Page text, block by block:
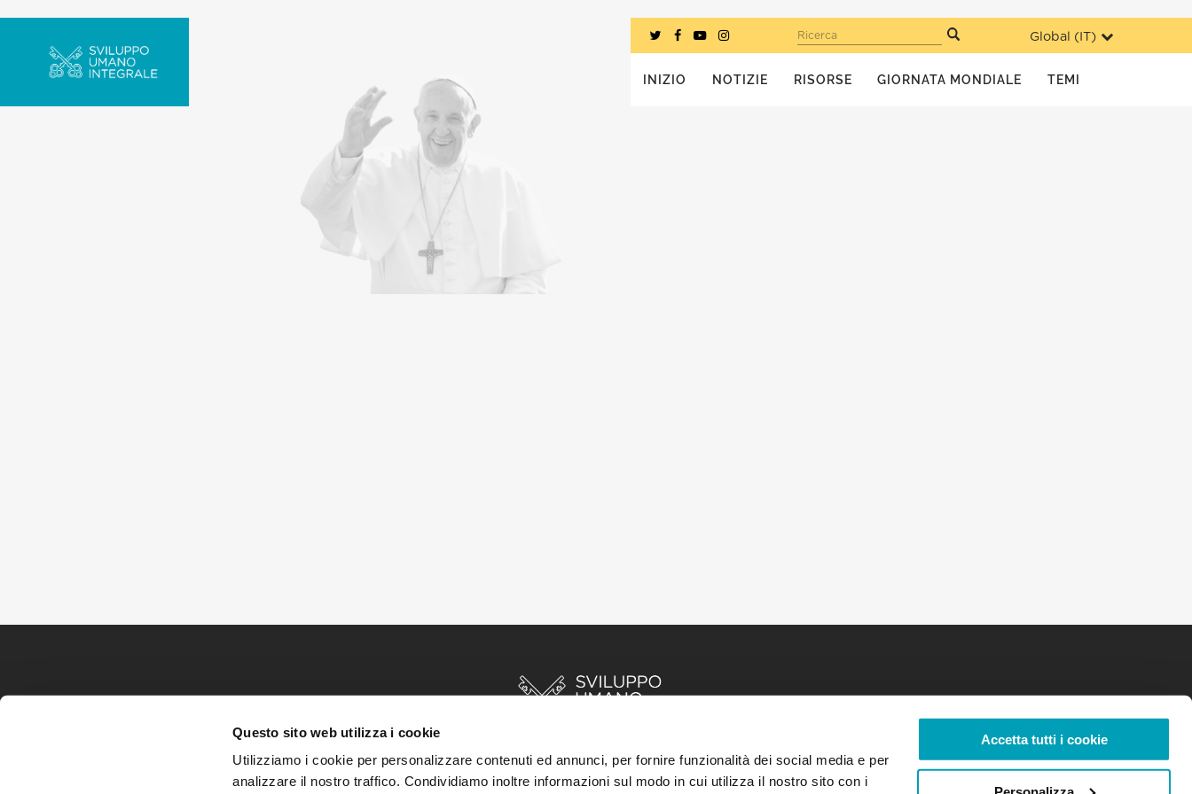
Questo sito web utilizza i cookie
Utilizziamo i cookie per personalizzare contenuti ed annunci, per fornire funzionalità dei social media e per
analizzare il nostro traffico. Condividiamo inoltre informazioni sul modo in cui utilizza il nostro sito con i
Accetta tutti i cookie
Global ( IT)
Ricerca
INIZIO NOTIZIE RISORSE GIORNATA MONDIALE TEMI
INIZIO STORIE RISORSE